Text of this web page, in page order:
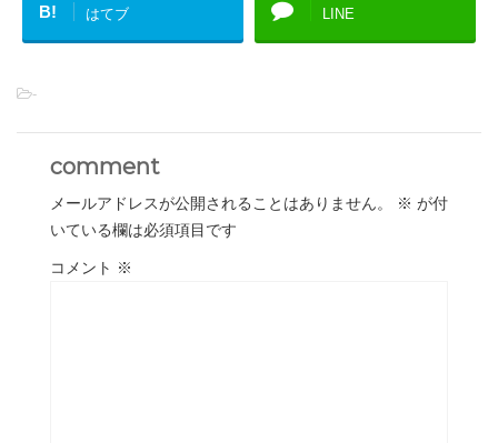
B! はてブ LINE
-
comment
メールアドレスが公開されることはありません。 ※ が付
いている欄は必須項目です
コメント ※